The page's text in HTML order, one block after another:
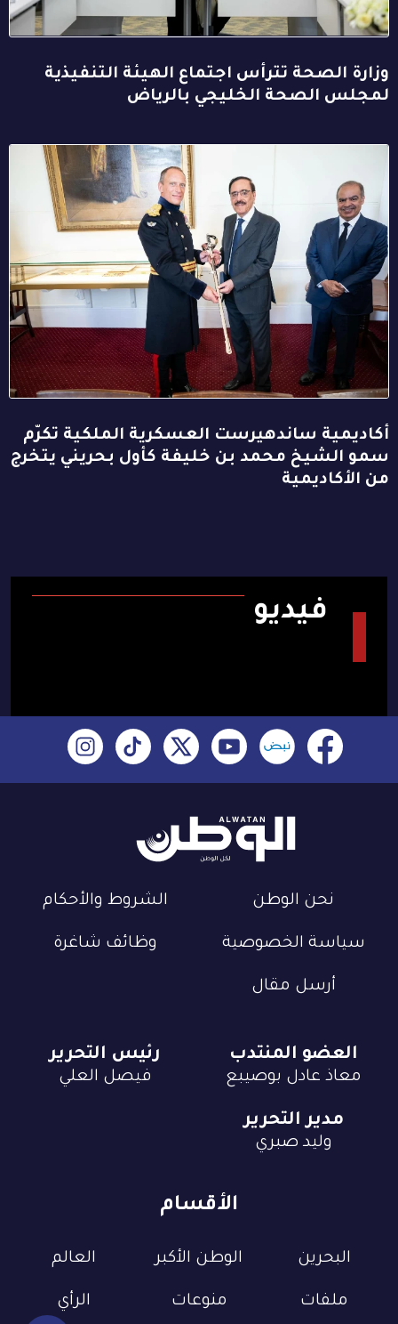
وزارة الصحة تترأس اجتماع الهيئة التنفيذية
لمجلس الصحة الخليجي بالرياض
أكاديمية ساندهيرست العسكرية الملكية تكرّم
سمو الشيخ محمد بن خليفة كأول بحريني يتخرج
من الأكاديمية
فيديو
نحن الوطن الشروط والأحكام
سياسة الخصوصية وظائف شاغرة
أرسل مقال
الأقسام
البحرين الوطن الأكبر العالم
ملفات منوعات الرأي
العضو المنتدب
معاذ عادل بوصيبع
رئيس التحرير
فيصل العلي
مدير التحرير
وليد صبري